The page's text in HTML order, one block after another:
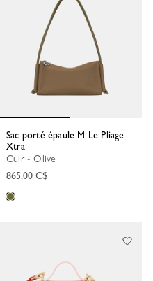
Sac porté épaule M Le Pliage
Xtra
Cuir - Olive
865,00 C$